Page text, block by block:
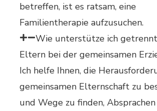
betreffen, ist es ratsam, eine
Familientherapie aufzusuchen.
Wie unterstütze ich
Eltern bei der gemeinsamen
Ich helfe Ihnen, die
gemeinsamen Elternschaft zu
und Wege zu finden,